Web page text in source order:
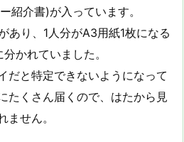
紹介書)が入っています。
あり、1人分がA3用紙1枚になる
かれていました。
だと特定できないようになって
たくさん届くので、はたから見
ません。